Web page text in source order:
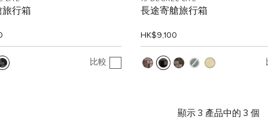
旅行箱
比較
長途寄艙旅行箱
HK$9,100
顯示 3 產品中的 3 個